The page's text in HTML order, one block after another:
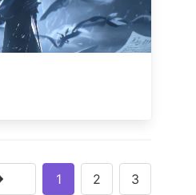
1 2 3